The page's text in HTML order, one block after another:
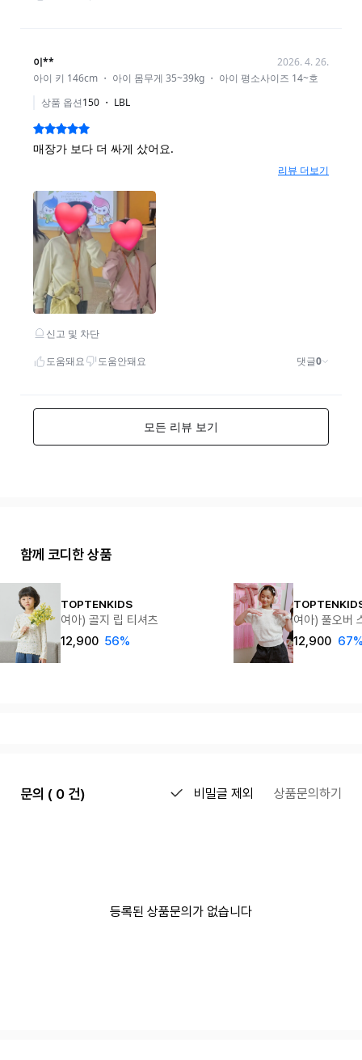
함께 코디한 상품
TOPTENKIDS
여아) 골지 립 티셔츠
12,900 56%
여아) 풀오버
12,900
문의 ( 0 건) 비밀글 제외 상품문의하기
등록된 상품문의가 없습니다